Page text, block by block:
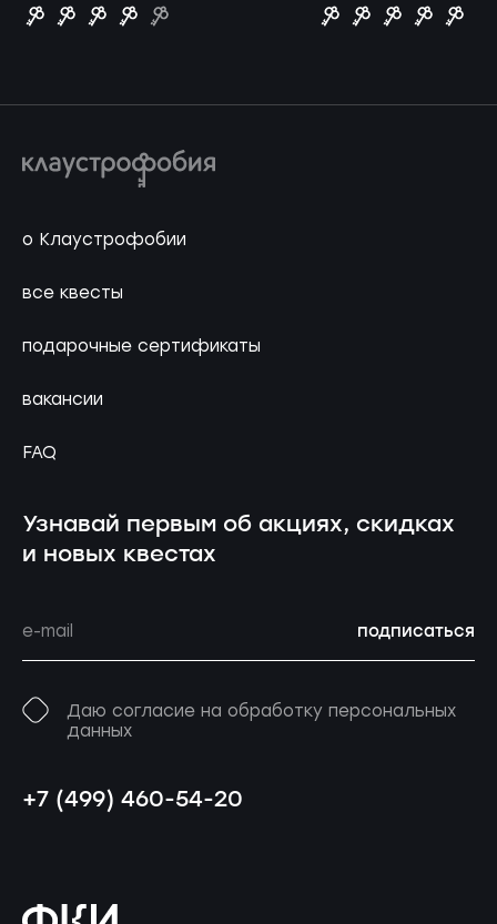
о Клаустрофобии
все квесты
подарочные сертификаты
вакансии
FAQ
Узнавай первым об акциях, скидках
и новых квестах
подписаться
Даю согласие на обработку персональных
данных
+7 (499) 460-54-20